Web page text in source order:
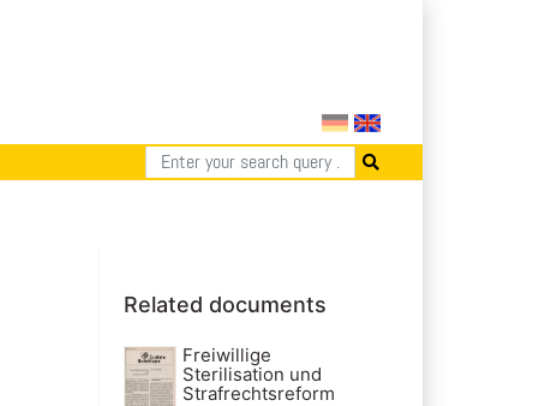
Related documents
Freiwillige
Sterilisation und
Strafrechtsreform